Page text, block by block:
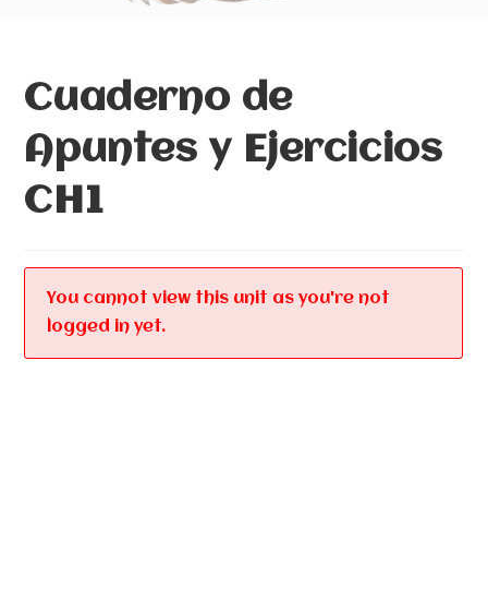
Cuaderno de
Apuntes y Ejercicios
CH1
You cannot view this unit as you're not
logged in yet.